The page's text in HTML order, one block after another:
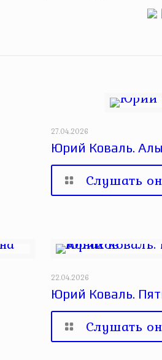
27.04.2026
Юрий Коваль.
Слушать
22.04.2026
Юрий Коваль.
Слушать